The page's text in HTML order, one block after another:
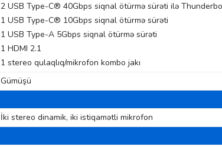
2 USB Type-C® 40Gbps siqnal ötürmə sürəti ilə
1 USB Type-C® 10Gbps siqnal ötürmə sürəti
1 USB Type-A 5Gbps siqnal ötürmə sürəti
1 HDMI 2.1
1 stereo qulaqlıq/mikrofon kombo jakı
Gümüşü
İki stereo dinamik, iki istiqamətli mikrofon